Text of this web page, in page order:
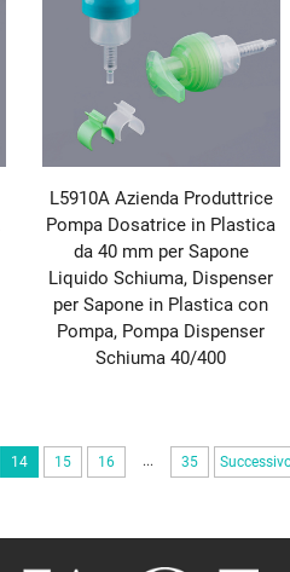
L5910A Azienda Produttrice
Pompa Dosatrice in Plastica
da 40 mm per Sapone
Liquido Schiuma, Dispenser
per Sapone in Plastica con
Pompa, Pompa Dispenser
Schiuma 40/400
14 15 16 ... 35